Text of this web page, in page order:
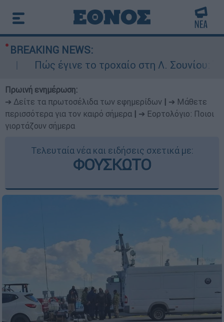
BREAKING NEWS:
έγινε το τροχαίο στη Λ. Σουνίου: Έκανε
Πρωινή ενημέρωση:
➔ Δείτε τα πρωτοσέλιδα των εφημερίδων
➔ Μάθετε
περισσότερα για τον καιρό σήμερα
➔ Εορτολόγιο: Ποιοι
γιορτάζουν σήμερα
Τελευταία νέα και ειδήσεις σχετικά με:
ΦΟΥΣΚΩΤΟ